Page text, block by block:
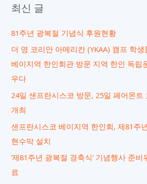
상
최신 글
81주년 광복절 기념식 후원현황
더 영 코리안 아메리칸 (YKAA) 캠프 학
베이지역 한인회관 방문 지역 한인 독립
우다
24일 샌프란시스코 방문, 25일 페어몬트
개최
샌프란시스코 베이지역 한인회, 제81주
현수막 설치
‘제81주년 광복절 경축식’ 기념행사 준
료